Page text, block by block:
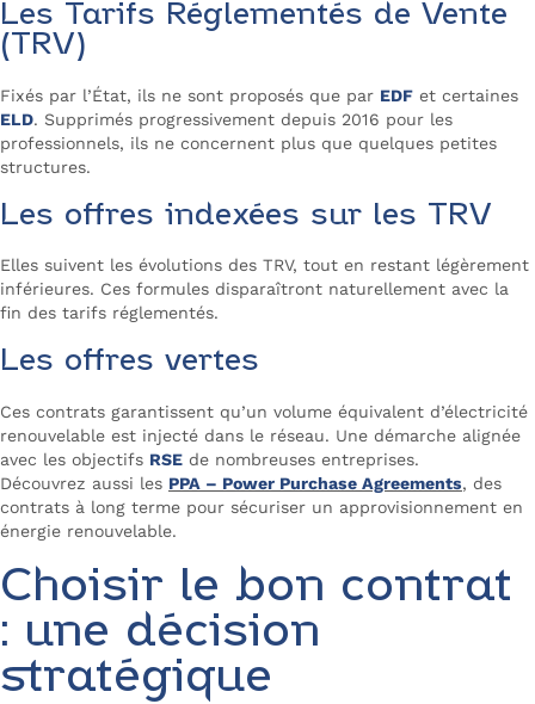
Les Tarifs Réglementés de Vente
(TRV)
Fixés par l’État, ils ne sont proposés que par EDF et certaines
ELD. Supprimés progressivement depuis 2016 pour les
professionnels, ils ne concernent plus que quelques petites
structures.
Les offres indexées sur les TRV
Elles suivent les évolutions des TRV, tout en restant légèrement
inférieures. Ces formules disparaîtront naturellement avec la
fin des tarifs réglementés.
Les offres vertes
Ces contrats garantissent qu’un volume équivalent d’électricité
renouvelable est injecté dans le réseau. Une démarche alignée
avec les objectifs RSE de nombreuses entreprises.
Découvrez aussi les PPA – Power Purchase Agreements, des
contrats à long terme pour sécuriser un approvisionnement en
énergie renouvelable.
Choisir le bon contrat
: une décision
stratégique